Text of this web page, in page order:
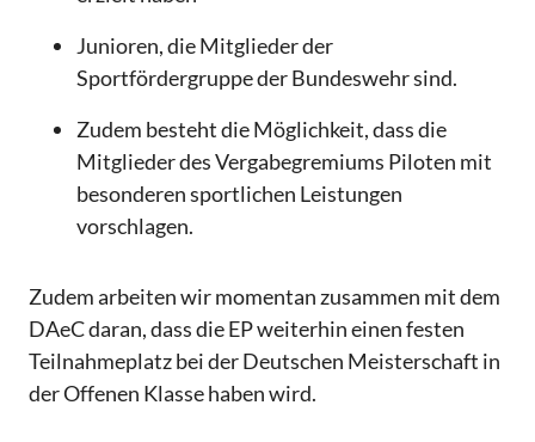
Junioren, die Mitglieder der
Sportfördergruppe der Bundeswehr sind.
Zudem besteht die Möglichkeit, dass die
Mitglieder des Vergabegremiums Piloten mit
besonderen sportlichen Leistungen
vorschlagen.
Zudem arbeiten wir momentan zusammen mit dem
DAeC daran, dass die EP weiterhin einen festen
Teilnahmeplatz bei der Deutschen Meisterschaft in
der Offenen Klasse haben wird.